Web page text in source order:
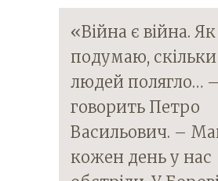
«Війна є війна. Як
подумаю,
людей полягло… –
говорить Петро
Васильович. –
кожен день у нас